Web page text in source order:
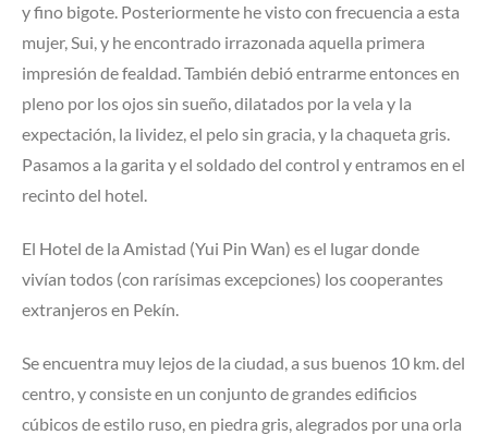
y fino bigote. Posteriormente he visto con frecuencia a esta
mujer, Sui, y he encontrado irrazonada aquella primera
impresión de fealdad. También debió entrarme entonces en
pleno por los ojos sin sueño, dilatados por la vela y la
expectación, la lividez, el pelo sin gracia, y la chaqueta gris.
Pasamos a la garita y el soldado del control y entramos en el
recinto del hotel.
El Hotel de la Amistad (Yui Pin Wan) es el lugar donde
vivían todos (con rarísimas excepciones) los cooperantes
extranjeros en Pekín.
Se encuentra muy lejos de la ciudad, a sus buenos 10 km. del
centro, y consiste en un conjunto de grandes edificios
cúbicos de estilo ruso, en piedra gris, alegrados por una orla